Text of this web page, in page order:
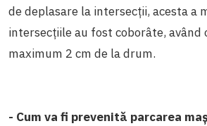
de deplasare la intersecții, acesta a
intersecțiile au fost coborâte, având
maximum 2 cm de la drum.
- Cum va fi prevenită parcarea